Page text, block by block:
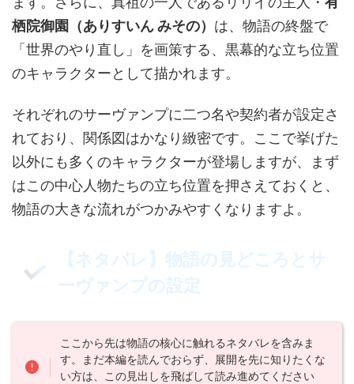
栖院御園（ありすいん みその） は、物語の終盤で
「世界のやり直し」を画策する、黒幕的な立ち位置
のキャラクターとして描かれます。
それぞれのサーヴァンプに二つ名や契約者が設定さ
れており、関係図はかなり緻密です。ここで挙げた
以外にも多くのキャラクターが登場しますが、まず
はこの中心人物たちの立ち位置を押さえておくと、
物語の大きな流れがつかみやすくなりますよ。
【ネタバレ】物語の見どころとサ
ーヴァンプの設定
ここから先は物語の核心に触れるネタバレを含みま
す。まだ本編を読んでおらず、展開を先に知りたくな
い方は、この見出しを飛ばして読み進めてください